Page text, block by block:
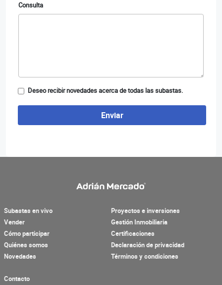
Consulta
Deseo recibir novedades acerca de todas las subastas.
Enviar
Subastas en vivo
Vender
Cómo participar
Quiénes somos
Novedades
Proyectos e inversiones
Gestión Inmobiliaria
Certificaciones
Declaración de privacidad
Términos y condiciones
Contacto